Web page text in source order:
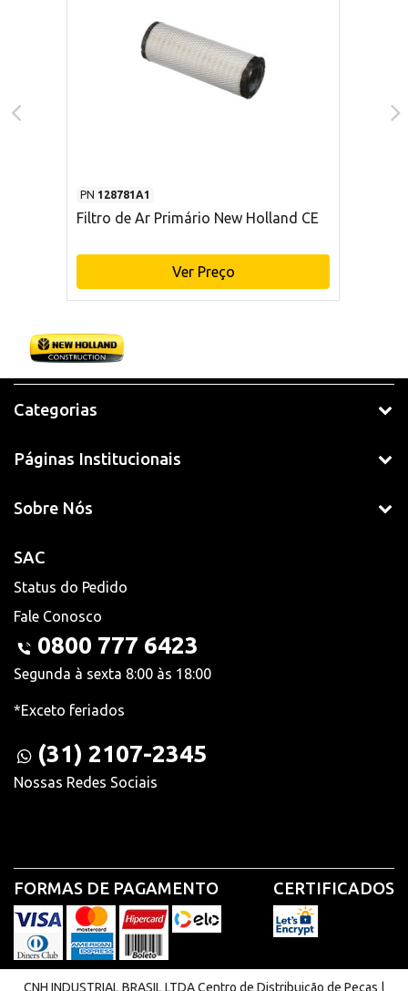
PN 128781A1
Filtro de Ar Primário New Holland CE
Ver Preço
Categorias
Páginas Institucionais
Sobre Nós
SAC
Status do Pedido
Fale Conosco
0800 777 6423
Segunda à sexta 8:00 às 18:00
*Exceto feriados
(31) 2107-2345
Nossas Redes Sociais
FORMAS DE PAGAMENTO CERTIFICADOS
CNH INDUSTRIAL BRASIL LTDA Centro de Distribuição de Peças |